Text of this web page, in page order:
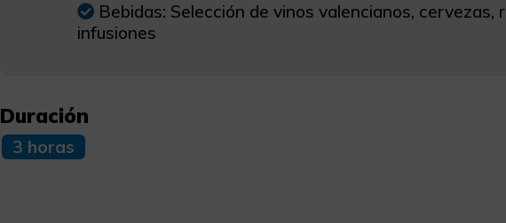
Bebidas: Selección de vinos valencianos,
infusiones
Duración
3 horas